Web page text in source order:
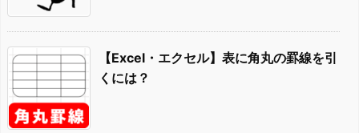
【Excel・エクセル】表に角丸の罫線を引
くには？